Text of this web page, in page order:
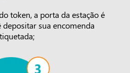
token, a porta da estação é
depositar sua encomenda